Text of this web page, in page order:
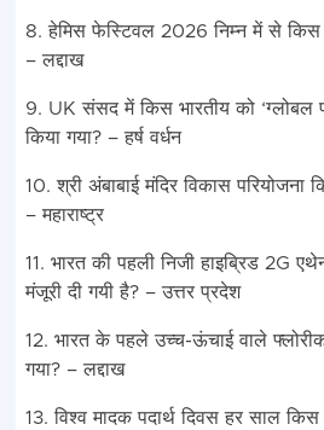
8. हेमिस फेस्टिवल 2026 निम्न में से किस
– लद्दाख
9. UK संसद में किस भारतीय को ‘ग्लोबल
किया गया? – हर्ष वर्धन
10. श्री अंबाबाई मंदिर विकास
– महाराष्ट्र
11. भारत की पहली निजी हाइब्रिड 2G
मंजूरी दी गयी है? – उत्तर प्रदेश
12. भारत के पहले उच्च-ऊंचाई वाले
गया? – लद्दाख
13. विश्व मादक पदार्थ दिवस हर साल